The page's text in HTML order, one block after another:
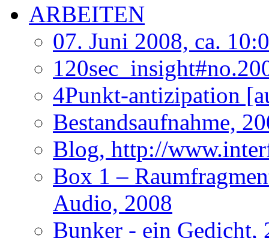
ARBEITEN
07. Juni 2008, ca.
4Punkt-antizipation
Bestandsaufnahme,
Blog, http://
Box 1 –
Audio, 2008
Bunker - ein Gedicht,